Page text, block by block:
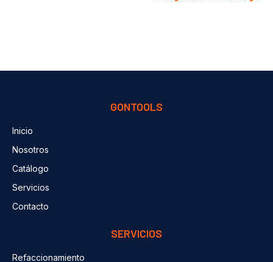
GONTOOLS
Inicio
Nosotros
Catálogo
Servicios
Contacto
SERVICIOS
Refaccionamiento